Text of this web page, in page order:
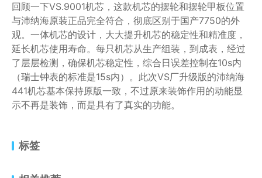
回顾一下VS.9001机芯，这款机芯的摆轮和摆轮甲板位置
与沛纳海原装正品完全符合，彻底区别于国产7750的外
观。一体机芯的设计，大大提升机芯的稳定性和精准度，
延长机芯使用寿命。每只机芯从生产组装，到成表，经过
了层层检测，确保机芯稳定性，综合日误差控制在10s内
（瑞士钟表的标准是15s内）。此次VS厂升级版的沛纳海
441机芯基本保持原版一致，不过原来装饰作用的​动能显
示不再是装饰，而是具有了真实的功能。
标签